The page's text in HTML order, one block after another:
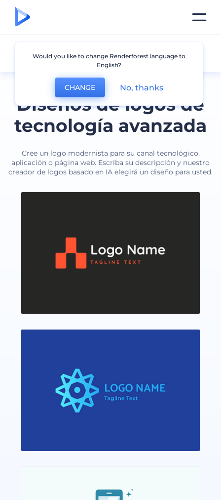
Diseños de logos de
tecnología avanzada
Cree un logo modernista para su canal tecnológico,
aplicación o página web. Escriba su descripción y nuestro
creador de logos basado en IA elegirá un diseño para usted.
Tecnología
Would you like to change Renderforest language to
English?
CHANGE No, thanks